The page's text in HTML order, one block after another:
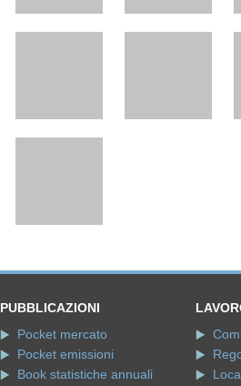
PUBBLICAZIONI
Pocket mercato
Pocket emissioni
Book statistiche annuali